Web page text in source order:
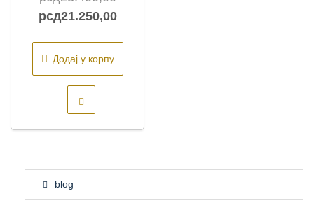
0
од
5
цена
рсд23.400,00.
рсд21.250,00Тренутна
рсд21.250,00.
Додај у корпу
blog